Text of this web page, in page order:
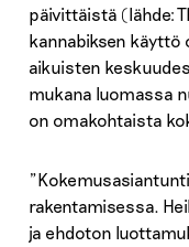
päivittäistä (lähde:
kannabiksen
aikuisten
mukana luomassa
on omakohtaista
rakentamisessa.
ja ehdoton